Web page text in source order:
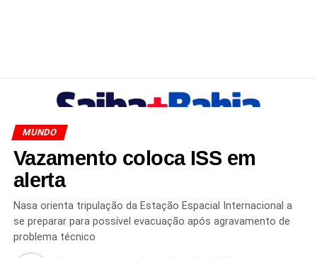
MUNDO
Vazamento coloca ISS em
alerta
Nasa orienta tripulação da Estação Espacial Internacional a
se preparar para possível evacuação após agravamento de
problema técnico